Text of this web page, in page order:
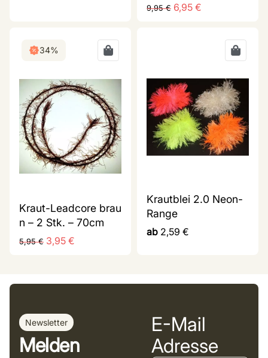
9,95€ 6,95 €
34%
Kraut-Leadcore brau
n – 2 Stk. – 70cm
5,95€ 3,95 €
Krautblei 2.0 Neon-
Range
ab 2,59 €
Newsletter
Melden
E-Mail
Adresse